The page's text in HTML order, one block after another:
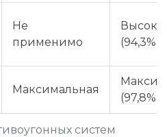
систем
Не
применимо
(94,3%)
Максимальная
(97,8%)